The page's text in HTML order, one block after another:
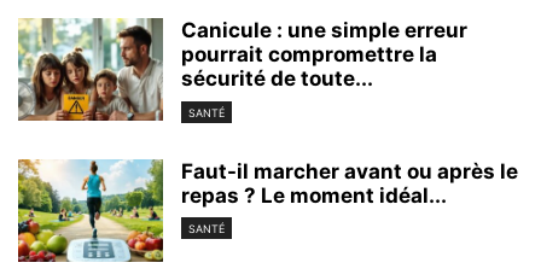
Canicule : une simple erreur
pourrait compromettre la
sécurité de toute...
SANTÉ
Faut-il marcher avant ou après le
repas ? Le moment idéal...
SANTÉ